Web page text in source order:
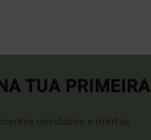
TUA PRIMEIRA
novidades e ofertas